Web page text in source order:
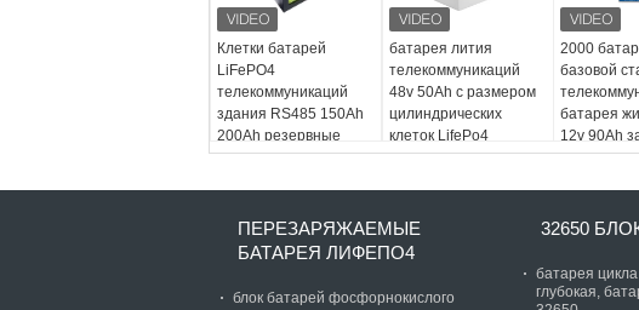
Клетки батарей
LiFePO4
телекоммуникаций
здания RS485 150Ah
200Ah резервные
батарея лития
телекоммуникаций
48v 50Ah с размером
цилиндрических
клеток LifePo4
компактным
2000
базовой
батарея
12v 90Ah
ПЕРЕЗАРЯЖАЕМЫЕ
БАТАРЕЯ ЛИФЕПО4
блок батарей фосфорнокислого
32650
батарея
глубокая,